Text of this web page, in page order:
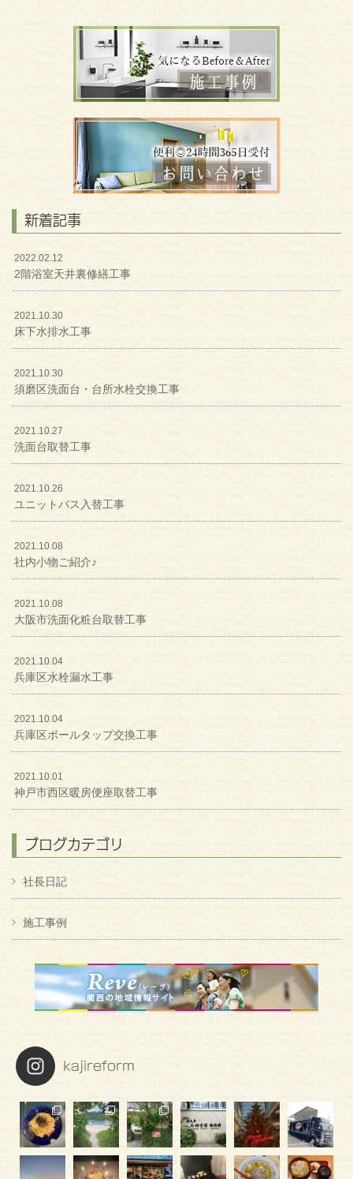
新着記事
2022.02.12
2階浴室天井裏修繕工事
2021.10.30
床下水排水工事
2021.10.30
須磨区洗面台・台所水栓交換工事
2021.10.27
洗面台取替工事
2021.10.26
ユニットバス入替工事
2021.10.08
社内小物ご紹介♪
2021.10.08
大阪市洗面化粧台取替工事
2021.10.04
兵庫区水栓漏水工事
2021.10.04
兵庫区ボールタップ交換工事
2021.10.01
神戸市西区暖房便座取替工事
ブログカテゴリ
社長日記
施工事例
kajireform